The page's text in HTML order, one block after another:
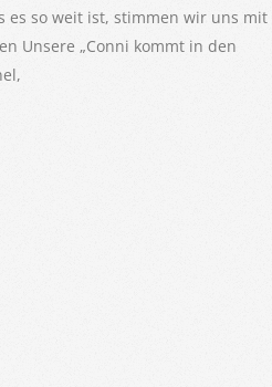
es so weit ist, stimmen wir uns mit
Unsere „Conni kommt in den